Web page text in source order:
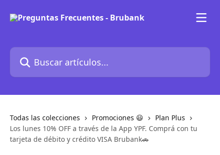
Buscar artículos...
Todas las colecciones Promociones 😃
Plan Plus
Los lunes 10% OFF a través de la App YPF. Comprá con tu
tarjeta de débito y crédito VISA Brubank🚗